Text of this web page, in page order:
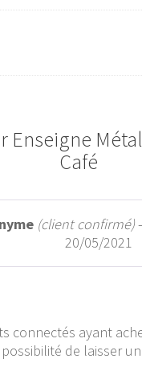
Enseigne
Café
(client confirmé)
20/05/2021
connectés ayant
de laisser